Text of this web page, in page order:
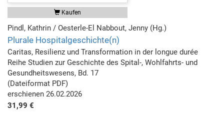
Kaufen
Pindl, Kathrin / Oesterle-El Nabbout, Jenny (Hg.)
Plurale Hospitalgeschichte(n)
Caritas, Resilienz und Transformation in der longue durée
Reihe Studien zur Geschichte des Spital-, Wohlfahrts- und
Gesundheitswesens, Bd. 17
(Dateiformat PDF)
erschienen 26.02.2026
31,99 €